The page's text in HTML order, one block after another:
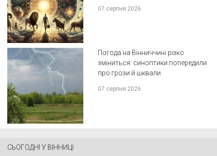
07 серпня 2026
Погода на Вінниччині різко
зміниться: синоптики попередили
про грози й шквали
07 серпня 2026
СЬОГОДНІ У ВІННИЦІ